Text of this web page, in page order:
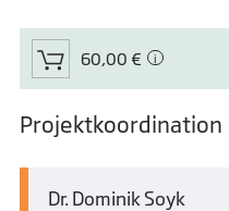
60,00 €
Projektkoordination
Dr. Dominik Soyk